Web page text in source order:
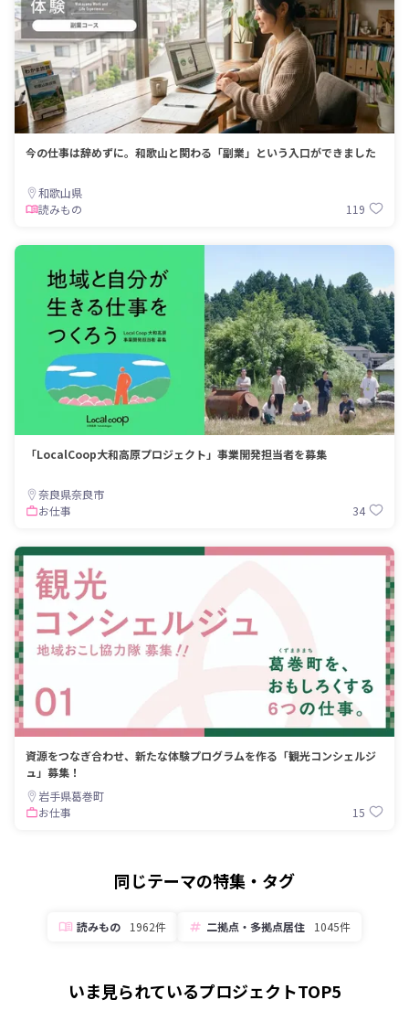
今の仕事は辞めずに。和歌山と関わる「副業」という入口ができました
和歌山県
読みもの
119
「LocalCoop大和高原プロジェクト」事業開発担当者を募集
奈良県奈良市
お仕事
34
資源をつなぎ合わせ、新たな体験プログラムを作る「観光コンシェルジ
ュ」募集！
岩手県葛巻町
お仕事
15
同じテーマの特集・タグ
読みもの 1962件 二拠点・多拠点居住 1045件
いま見られているプロジェクトTOP5